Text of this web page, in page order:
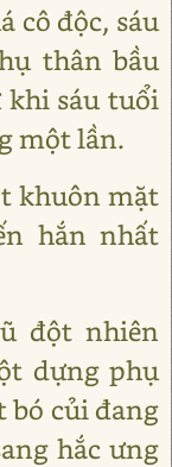
cô độc, sáu
thân bầu
khi sáu tuổi
một lần.
khuôn mặt
hắn nhất
đột nhiên
dựng phụ
bó củi đang
hắc ưng